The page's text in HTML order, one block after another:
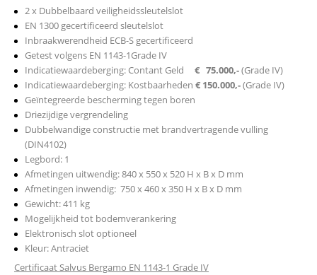
2 x Dubbelbaard veiligheidssleutelslot
EN 1300 gecertificeerd sleutelslot
Inbraakwerendheid ECB-S gecertificeerd
Getest volgens EN 1143-1Grade IV
Indicatiewaardeberging: Contant Geld € 75.000,-(Grade IV)
Indicatiewaardeberging: Kostbaarheden € 150.000,-(Grade IV)
Geïntegreerde bescherming tegen boren
Driezijdige vergrendeling
Dubbelwandige constructie met brandvertragende vulling
(DIN4102)
Legbord: 1
Afmetingen uitwendig: 840 x 550 x 520 H x B x D mm
Afmetingen inwendig: 750 x 460 x 350 H x B x D mm
Gewicht: 411 kg
Mogelijkheid tot bodemverankering
Elektronisch slot optioneel
Kleur: Antraciet
Certificaat Salvus Bergamo EN 1143-1 Grade IV